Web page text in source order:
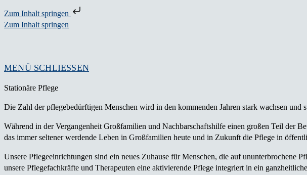
Zum Inhalt springen
Zum Inhalt springen
MENÜ SCHLIESSEN
Stationäre Pflege
Die Zahl der pflegebedürftigen Menschen wird in den kommenden Jahren stark wachsen und
Während in der Vergangenheit Groß­familien und Nachbarschaftshilfe einen großen Teil der
das immer seltener werdende Leben in Großfamilien heute und in Zukunft die Pflege in
Unsere Pflegeeinrichtungen sind ein neues Zuhause für Menschen, die auf ununter­brochene
unsere Pflegefach­kräfte und Therapeuten eine akti­vierende Pflege integriert in ein